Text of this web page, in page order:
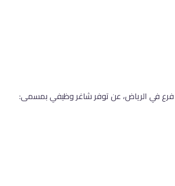
فرع في الرياض، عن توفر شاغر وظيفي بمسمى: